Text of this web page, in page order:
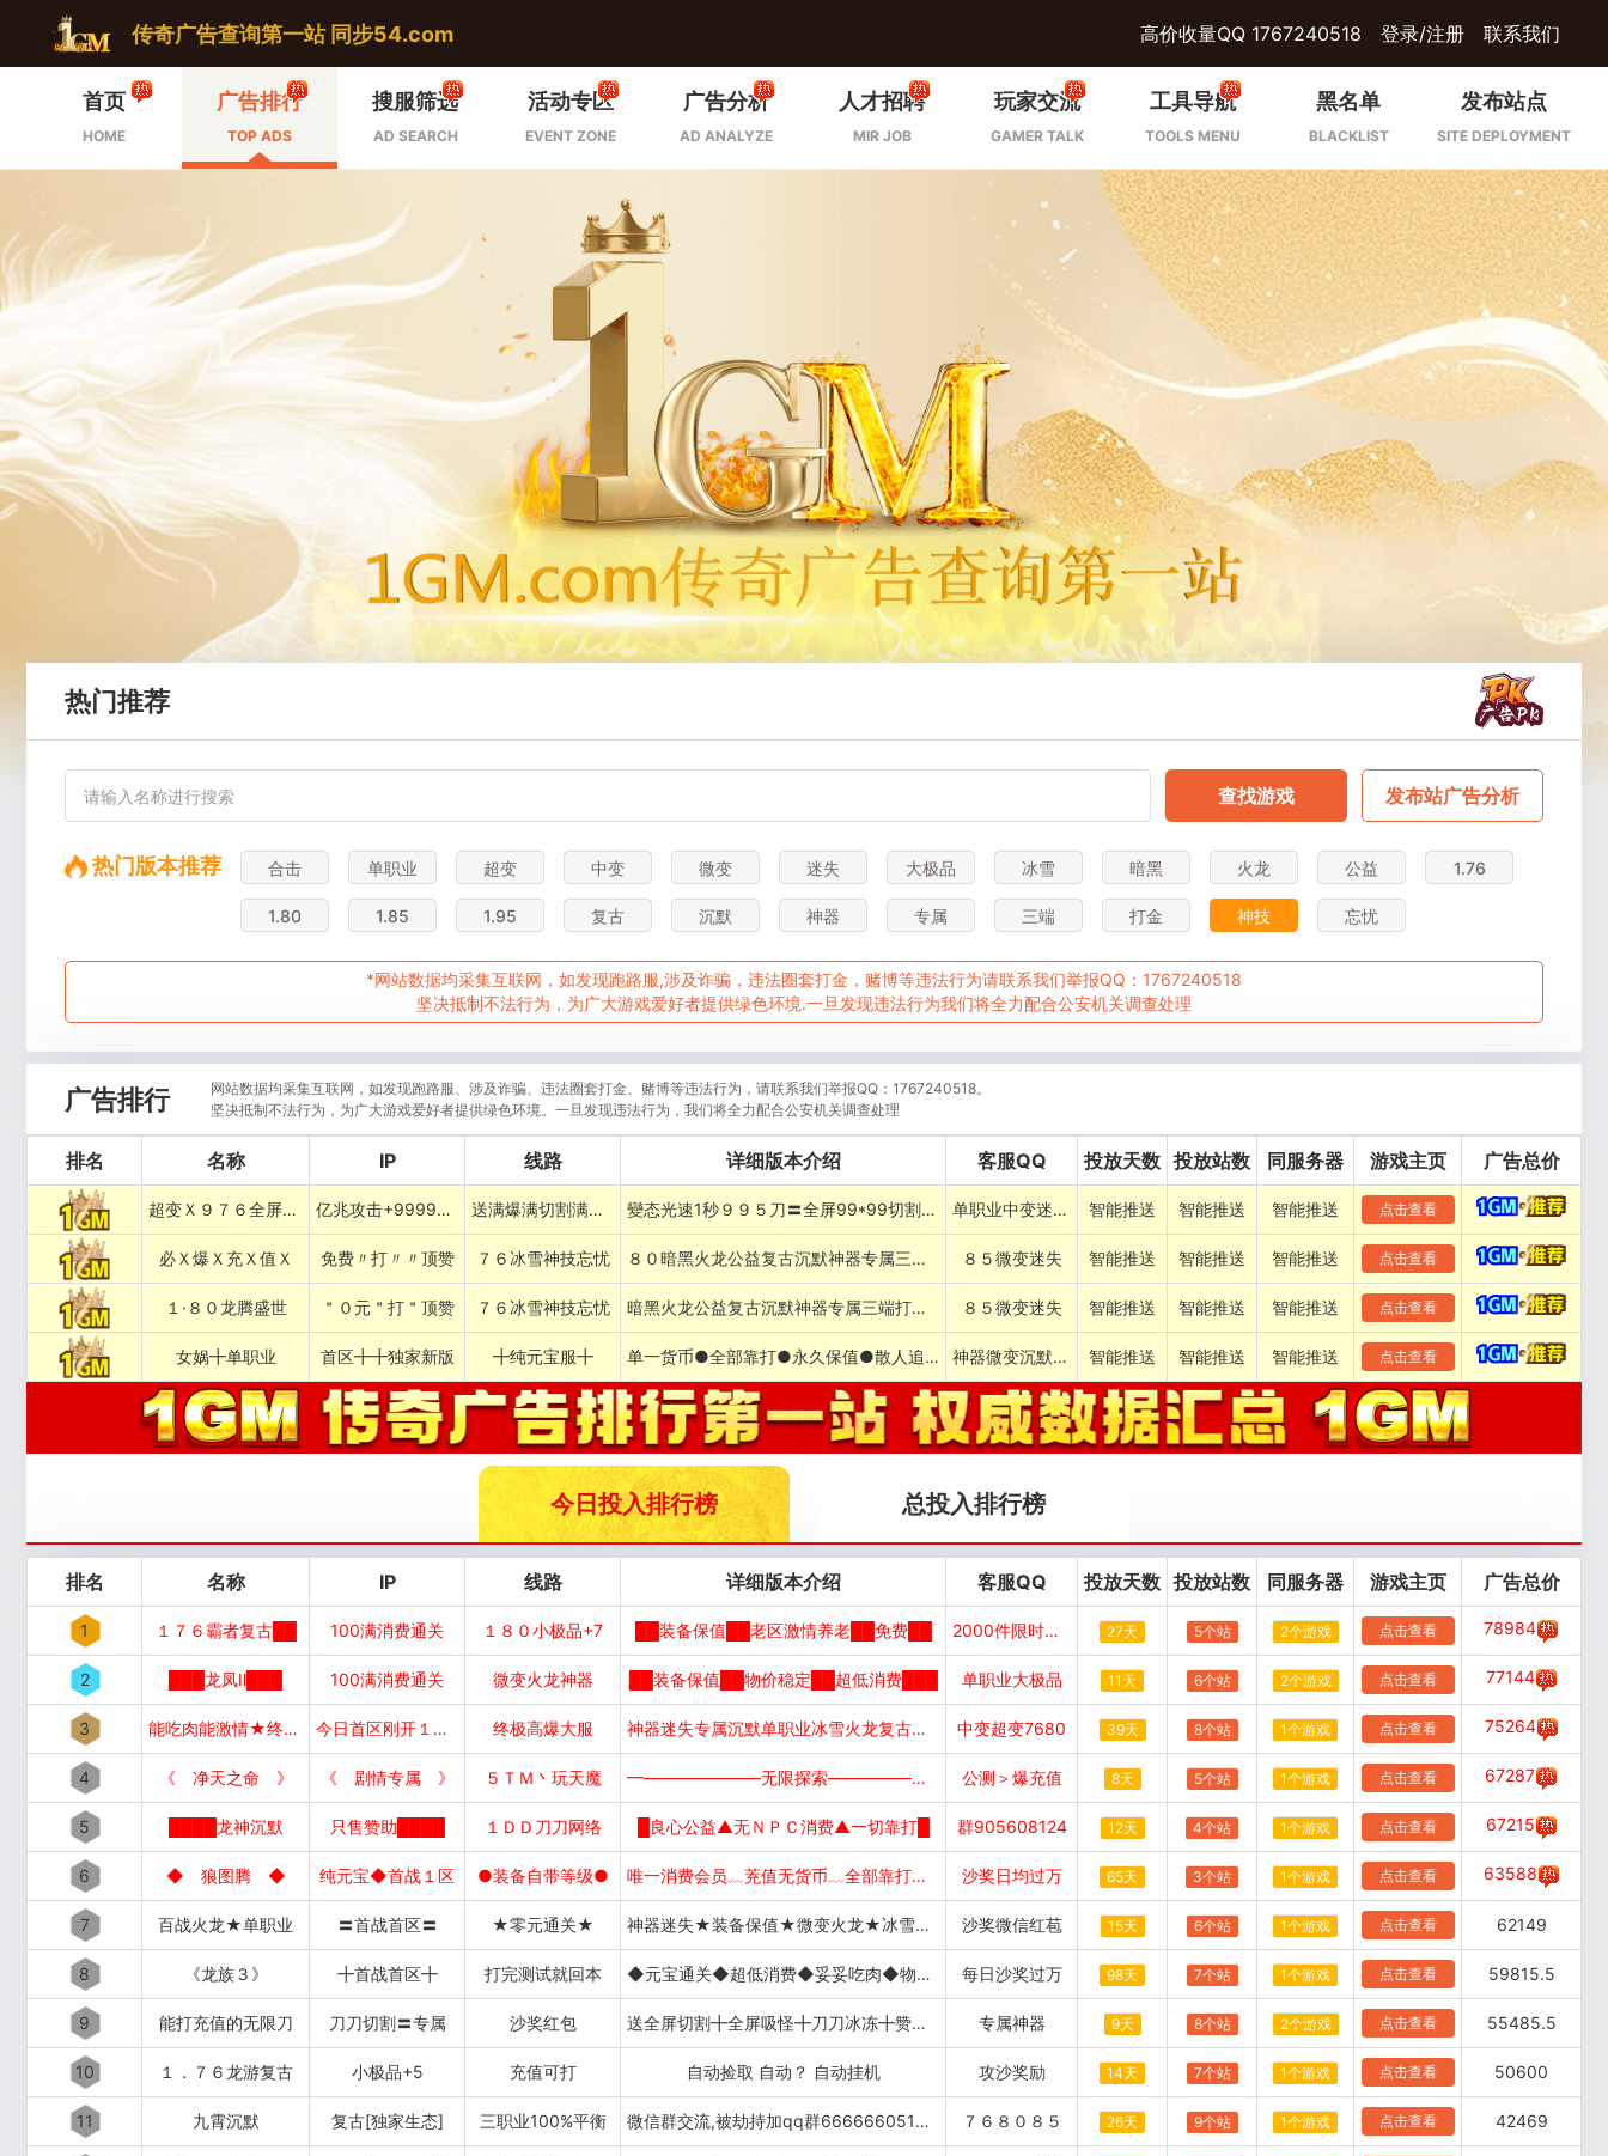
传奇广告查询第一站 同步54.com 高价收量QQ 1767240518 登录/注册 联系我们
首页
HOME
广告排行
TOP ADS
搜服筛选
AD SEARCH
活动专区
EVENT ZONE
广告分析
AD ANALYZE
人才招聘
MIR JOB
玩家交流
GAMER TALK
工具导航
TOOLS MENU
黑名单
BLACKLIST
发布站点
SITE DEPLOYMENT
热门推荐
查找游戏 发布站广告分析
热门版本推荐 合击 单职业 超变 中变 微变 迷失 大极品 冰雪 暗黑 火龙 公益 1.76
1.80 1.85 1.95 复古 沉默 神器 专属 三端 打金 神技 忘忧
*网站数据均采集互联网，如发现跑路服,涉及诈骗，违法圈套打金，赌博等违法行为请联系我们举报QQ：1767240518
坚决抵制不法行为，为广大游戏爱好者提供绿色环境.一旦发现违法行为我们将全力配合公安机关调查处理
广告排行
网站数据均采集互联网，如发现跑路服、涉及诈骗、违法圈套打金、赌博等违法行为，请联系我们举报QQ：1767240518。
坚决抵制不法行为，为广大游戏爱好者提供绿色环境。一旦发现违法行为，我们将全力配合公安机关调查处理
排名 名称 IP 线路 详细版本介绍 客服QQ 投放天数 投放站数 同服务器 游戏主页 广告总价
超变Ｘ９７６全屏乱炸神技 亿兆攻击+999999%吸血专属 送满爆满切割满吸暗黑神器 變态光速1秒９９５刀〓全屏99*99切割吸血８０Ｘ８５打金忘忧复古沉默 单职业中变迷失冰雪微变 智能推送 智能推送 智能推送 点击查看
必Ｘ爆Ｘ充Ｘ值Ｘ 免费〃打〃〃顶赞 ７６冰雪神技忘忧 ８０暗黑火龙公益复古沉默神器专属三端打金 ８５微变迷失 智能推送 智能推送 智能推送 点击查看
１·８０龙腾盛世 ＂０元＂打＂顶赞 ７６冰雪神技忘忧 暗黑火龙公益复古沉默神器专属三端打金合击 ８５微变迷失 智能推送 智能推送 智能推送 点击查看
女娲╋单职业 首区╋╋独家新版 ╋纯元宝服╋ 单一货币●全部靠打●永久保值●散人追梦 神器微变沉默火龙 智能推送 智能推送 智能推送 点击查看
今日投入排行榜 总投入排行榜
排名 名称 IP 线路 详细版本介绍 客服QQ 投放天数 投放站数 同服务器 游戏主页 广告总价
1 １７６霸者复古██ 100满消费通关 １８０小极品+7 ██装备保值██老区激情养老██免费██ 2000件限时首爆 27天 5个站 2个游戏 点击查看 78984
2 ███龙凤Ⅱ███ 100满消费通关 微变火龙神器 ██装备保值██物价稳定██超低消费███ 单职业大极品 11天 6个站 2个游戏 点击查看 77144
3 能吃肉能激情★终极好打 今日首区刚开１秒１秒███ 终极高爆大服 神器迷失专属沉默单职业冰雪火龙复古神技 中变超变7680 39天 8个站 1个游戏 点击查看 75264
4 《 净天之命 》 《 剧情专属 》 ５ＴＭ丶玩天魔 ━———————无限探索———————━ 公测＞爆充值 8天 5个站 1个游戏 点击查看 67287
5 ████龙神沉默 只售赞助████ １ＤＤ刀刀网络 █良心公益▲无ＮＰＣ消费▲一切靠打█ 群905608124 12天 4个站 1个游戏 点击查看 67215
6 ◆ 狼图腾 ◆ 纯元宝◆首战１区 ●装备自带等级● 唯一消费会员﹏茺值无货币﹏全部靠打﹏吃肉 沙奖日均过万 65天 3个站 1个游戏 点击查看 63588
7 百战火龙★单职业 〓首战首区〓 ★零元通关★ 神器迷失★装备保值★微变火龙★冰雪火龙 沙奖微信红苞 15天 6个站 1个游戏 点击查看 62149
8 《龙族３》 ╋首战首区╋ 打完测试就回本 ◆元宝通关◆超低消费◆妥妥吃肉◆物价稳定◆ 每日沙奖过万 98天 7个站 1个游戏 点击查看 59815.5
9 能打充值的无限刀 刀刀切割〓专属 沙奖红包 送全屏切割╋全屏吸怪╋刀刀冰冻╋赞助直接领 专属神器 9天 8个站 2个游戏 点击查看 55485.5
10 １．７６龙游复古 小极品+5 充值可打 自动捡取 自动？ 自动挂机 攻沙奖励 14天 7个站 1个游戏 点击查看 50600
11 九霄沉默 复古[独家生态] 三职业100%平衡 微信群交流,被劫持加qq群666666051下载 ７６８０８５ 26天 9个站 1个游戏 点击查看 42469